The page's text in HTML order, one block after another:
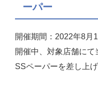
ーパー
開催期間：2022年8月
開催中、対象店舗にて
SSペーパーを差し上げ